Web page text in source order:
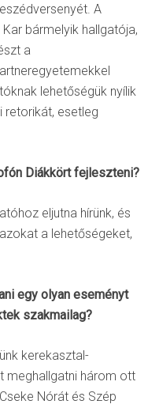
A
bármelyik hallgatója,
a
lehetőségük nyílik
retorikát, esetleg
Diákkört fejleszteni?
eljutna hírünk, és
a lehetőségeket,
egy olyan eseményt
szakmailag?
kerekasztal-
meghallgatni három ott
Nórát és Szép